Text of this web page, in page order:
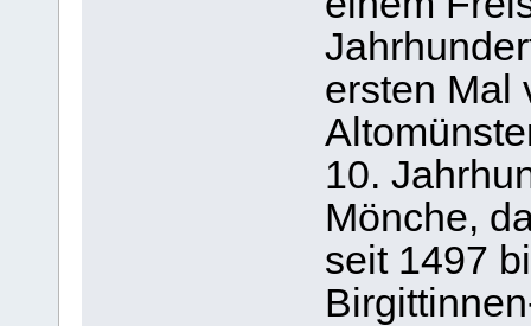
ersten Mal
10.
Mönche,
seit 1497